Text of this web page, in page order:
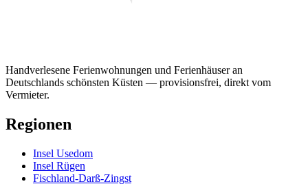
Handverlesene Ferienwohnungen und Ferienhäuser an
Deutschlands schönsten Küsten — provisionsfrei, direkt vom
Vermieter.
Regionen
Insel Usedom
Insel Rügen
Fischland-Darß-Zingst